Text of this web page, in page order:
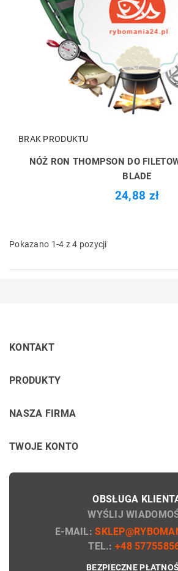
BRAK PRODUKTU
NÓŻ RON THOMPSON DO
BLADE
24,88 zł
Pokazano 1-4 z 4 pozycji
KONTAKT
PRODUKTY
NASZA FIRMA
TWOJE KONTO
OBSŁUGA
WYŚLIJ
E-MAIL:
TEL.:+48
BEZPIECZNE